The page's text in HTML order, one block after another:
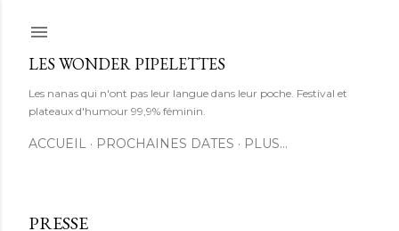
LES WONDER PIPELETTES
Les nanas qui n'ont pas leur langue dans leur poche. Festival et
plateaux d'humour 99,9% féminin.
ACCUEIL PROCHAINES DATES PLUS…
PRESSE